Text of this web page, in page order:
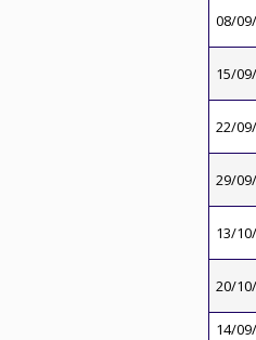
08/
15/
22/
29/
13/
20/
14/